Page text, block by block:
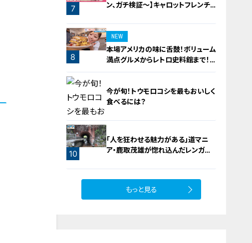
7
ン、ガチ検証～】キャロットフレンチ
8
NEW
本場アメリカの味に舌鼓！ボリューム
満点グルメからレトロ史料館まで！
愛知・東海市の感動スポット3選
9
今が旬！トウモロコシを最もおいしく
食べるには？
10
「人を狂わせる魅力がある」道マニ
ア・鹿取茂雄が惚れ込んだレンガの
もっと見る